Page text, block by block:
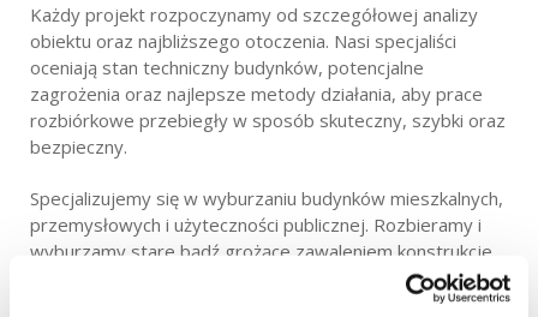
Każdy projekt rozpoczynamy od szczegółowej analizy
obiektu oraz najbliższego otoczenia. Nasi specjaliści
oceniają stan techniczny budynków, potencjalne
zagrożenia oraz najlepsze metody działania, aby prace
rozbiórkowe przebiegły w sposób skuteczny, szybki oraz
bezpieczny.
Specjalizujemy się w wyburzaniu budynków mieszkalnych,
przemysłowych i użyteczności publicznej. Rozbieramy i
wyburzamy stare bądź grożące zawaleniem konstrukcje,
z uwzględnieniem ochrony sąsiednich budynków i